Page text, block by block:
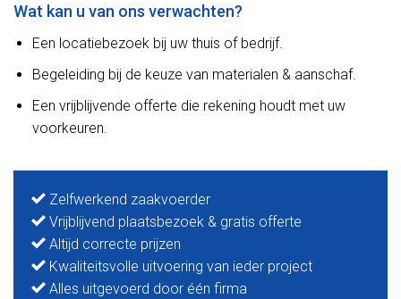
Wat kan u van ons verwachten?
Een locatiebezoek bij uw thuis of bedrijf.
Begeleiding bij de keuze van materialen & aanschaf.
Een vrijblijvende offerte die rekening houdt met uw
voorkeuren.
Zelfwerkend zaakvoerder
Vrijblijvend plaatsbezoek & gratis offerte
Altijd correcte prijzen
Kwaliteitsvolle uitvoering van ieder project
Alles uitgevoerd door één firma